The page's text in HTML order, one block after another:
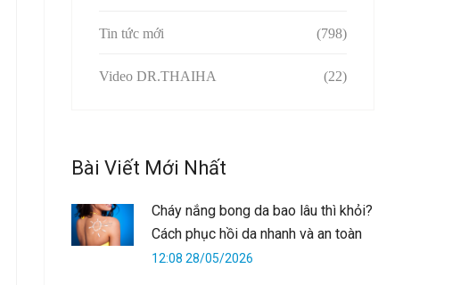
Tin tức mới (798)
Video DR.THAIHA (22)
Bài Viết Mới Nhất
Cháy nắng bong da bao lâu thì khỏi?
Cách phục hồi da nhanh và an toàn
12:08 28/05/2026